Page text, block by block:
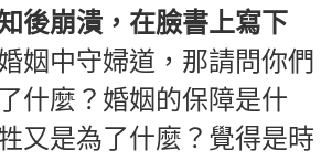
後崩潰，在臉書上寫下
姻中守婦道，那請問你們
什麼？婚姻的保障是什
又是為了什麼？覺得是時